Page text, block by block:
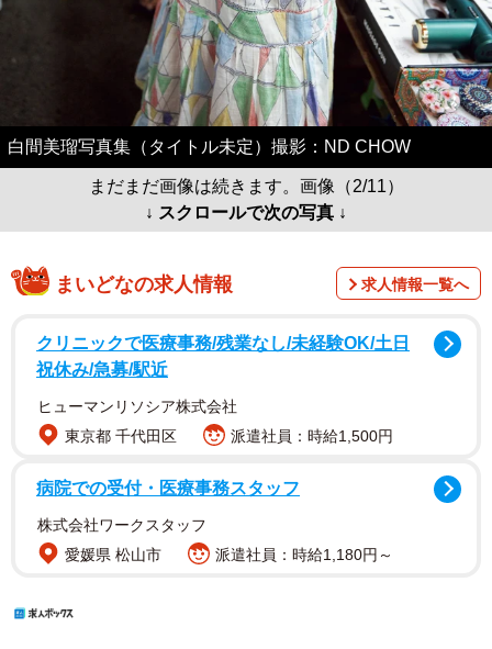
白間美瑠写真集（タイトル未定）撮影：ND CHOW
まだまだ画像は続きます。画像（2/11）
↓ スクロールで次の写真 ↓
まいどなの求人情報 求人情報一覧へ
クリニックで医療事務/残業なし/未経験OK/土日
祝休み/急募/駅近
ヒューマンリソシア株式会社
東京都 千代田区
派遣社員：時給1,500円
病院での受付・医療事務スタッフ
株式会社ワークスタッフ
愛媛県 松山市
派遣社員：時給1,180円～